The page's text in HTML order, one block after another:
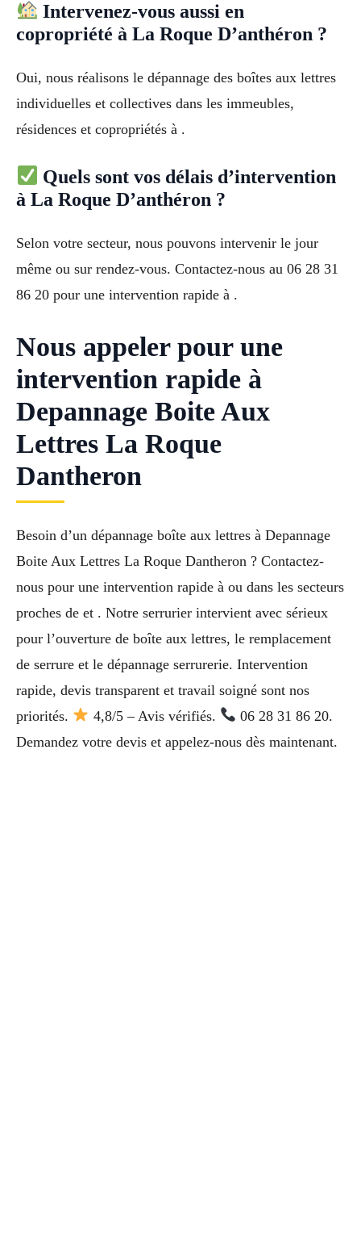
Intervenez-vous aussi en
copropriété à La Roque D’anthéron ?
Oui, nous réalisons le dépannage des boîtes aux lettres
individuelles et collectives dans les immeubles,
résidences et copropriétés à .
Quels sont vos délais d’intervention
à La Roque D’anthéron ?
Selon votre secteur, nous pouvons intervenir le jour
même ou sur rendez-vous. Contactez-nous au 06 28 31
86 20 pour une intervention rapide à .
Nous appeler pour une
intervention rapide à
Depannage Boite Aux
Lettres La Roque
Dantheron
Besoin d’un dépannage boîte aux lettres à Depannage
Boite Aux Lettres La Roque Dantheron ? Contactez-
nous pour une intervention rapide à ou dans les secteurs
proches de et . Notre serrurier intervient avec sérieux
pour l’ouverture de boîte aux lettres, le remplacement
de serrure et le dépannage serrurerie. Intervention
rapide, devis transparent et travail soigné sont nos
priorités.
4,8/5 – Avis vérifiés.
06 28 31 86 20.
Demandez votre devis et appelez-nous dès maintenant.